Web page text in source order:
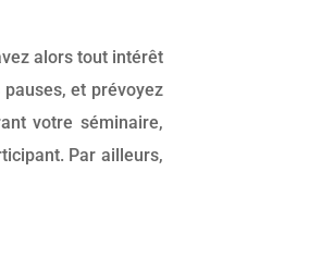
alors tout intérêt
et prévoyez
votre séminaire,
Par ailleurs,